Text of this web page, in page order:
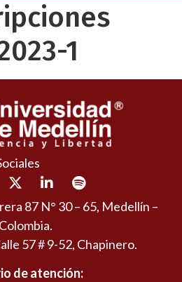
1
87 N° 30 – 65, Medellín –
Colombia.
57 # 9-52, Chapinero.
de atención: